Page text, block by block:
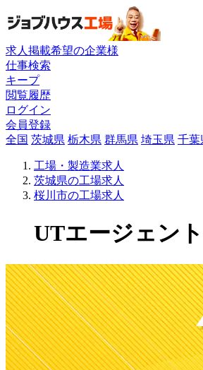
求人掲載希望の企業様
仕事検索
キープ
閲覧履歴
ログイン
会員登録
全国 茨城県 栃木県 群馬県 埼玉県 千葉
工場・製造業求人
茨城県の工場求人
桜川市の工場求人
UTエージェン